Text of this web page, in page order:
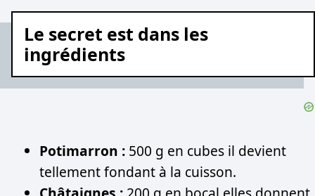
Le secret est dans les
ingrédients
Potimarron : 500 g en cubes il devient
tellement fondant à la cuisson.